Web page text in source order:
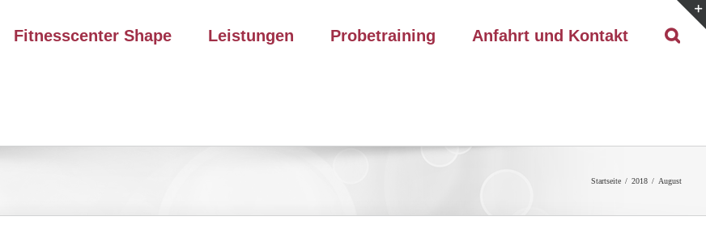
Fitnesscenter Shape Leistungen Probetraining Anfahrt und Kontakt
Startseite / 2018 / August